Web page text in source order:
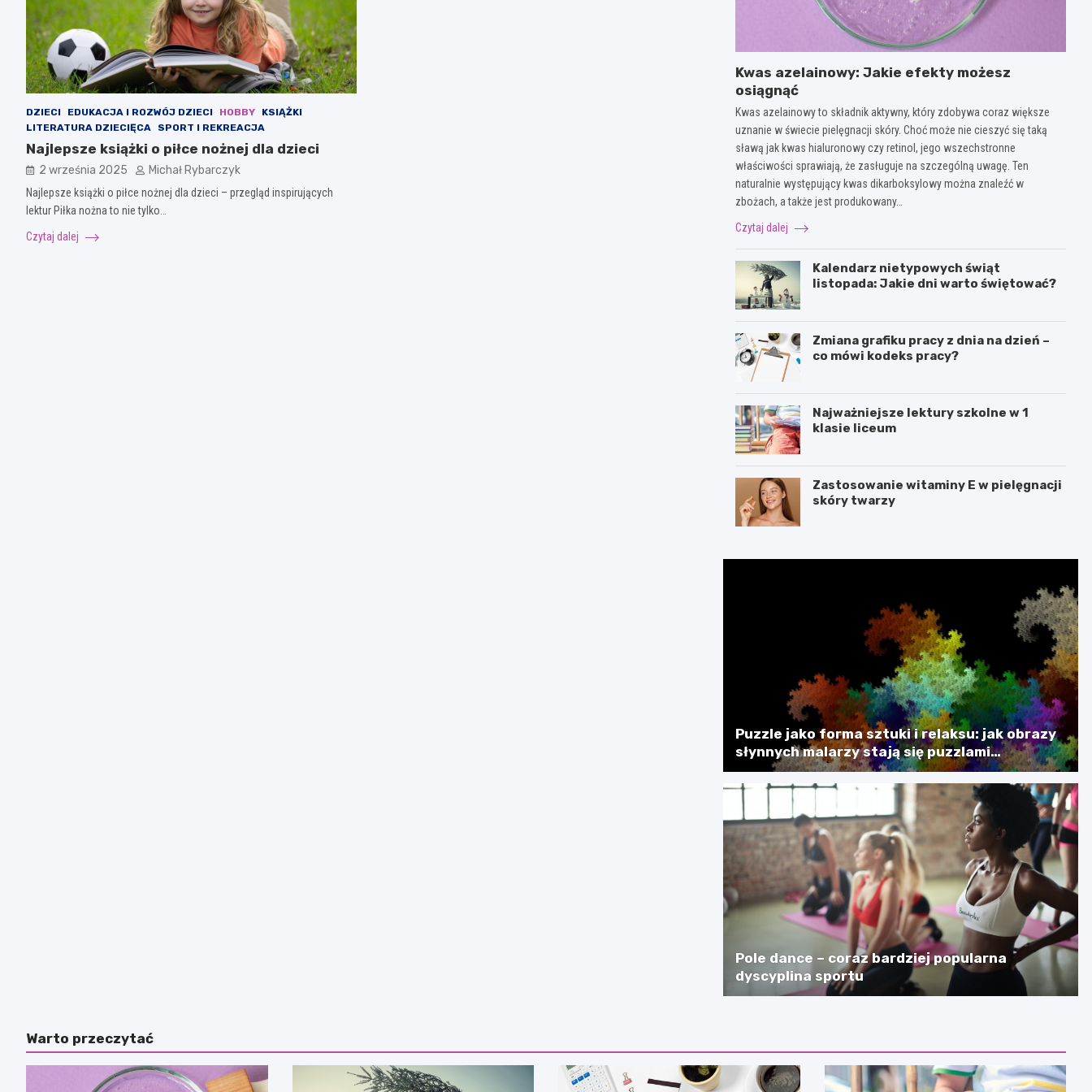
DZIECI EDUKACJA I ROZWÓJ DZIECI HOBBY
KSIĄŻKI
LITERATURA DZIECIĘCA
SPORT I REKREACJA
Najlepsze książki o piłce nożnej dla dzieci
2 września 2025 Michał Rybarczyk
Najlepsze książki o piłce nożnej dla dzieci – przegląd inspirujących
lektur Piłka nożna to nie tylko…
Czytaj dalej
Kwas azelainowy: Jakie efekty możesz
osiągnąć
Kwas azelainowy to składnik aktywny, który zdobywa coraz większe
uznanie w świecie pielęgnacji skóry. Choć może nie cieszyć się taką
sławą jak kwas hialuronowy czy retinol, jego wszechstronne
właściwości sprawiają, że zasługuje na szczególną uwagę. Ten
naturalnie występujący kwas dikarboksylowy można znaleźć w
zbożach, a także jest produkowany…
Czytaj dalej
Kalendarz nietypowych świąt
listopada: Jakie dni warto świętować?
Zmiana grafiku pracy z dnia na dzień –
co mówi kodeks pracy?
Najważniejsze lektury szkolne w 1
klasie liceum
Zastosowanie witaminy E w pielęgnacji
skóry twarzy
Puzzle jako forma sztuki i relaksu: jak obrazy
słynnych malarzy stają się puzzlami
artystycznymi
Pole dance – coraz bardziej popularna
dyscyplina sportu
Warto przeczytać